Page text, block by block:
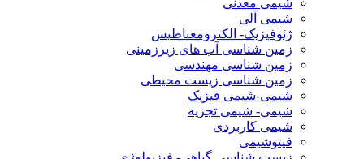
شیمی آلی
ژئوفیزیک- الکترومغناطیس
زمین شناسی آب های زیرزمینی
زمین شناسی مهندسی
زمین شناسی زیست محیطی
شیمی-شیمی فیزیک
شیمی- شیمی تجزیه
شیمی کاربردی
فیتوشیمی